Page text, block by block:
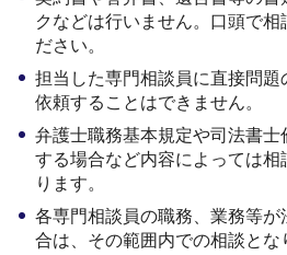
クなどは行いません。口頭で相
ださい。
担当した専門相談員に直接問
依頼することはできません。
弁護士職務基本規定や司法書
する場合など内容によっては
ります。
各専門相談員の職務、業務等
合は、その範囲内での相談とな